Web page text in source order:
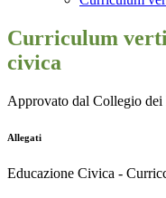
Curriculum
civica
Approvato dal Collegio dei
Allegati
Educazione Civica -